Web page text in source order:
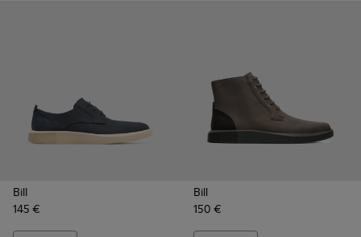
Bill
145 €
Bill
150 €